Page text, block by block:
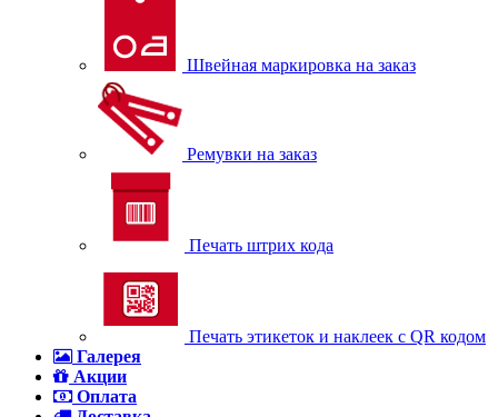
Швейная маркировка на заказ
Ремувки на заказ
Печать штрих кода
Печать этикеток и наклеек с QR кодом
Галерея
Акции
Оплата